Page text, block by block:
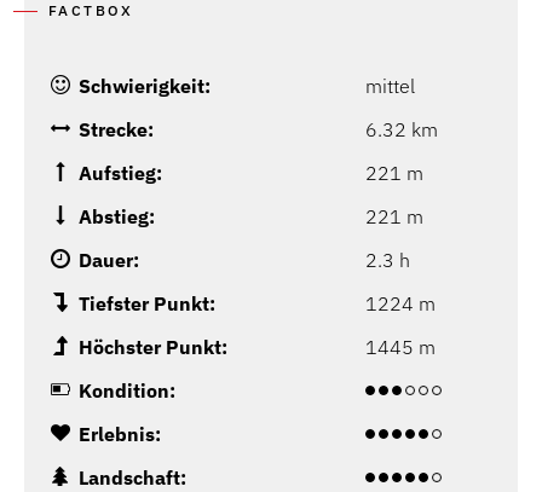
FACTBOX
Schwierigkeit:
mittel
Strecke:
6.32 km
Aufstieg:
221 m
Abstieg:
221 m
Dauer:
2.3 h
Tiefster Punkt:
1224 m
Höchster Punkt:
1445 m
Kondition:
Erlebnis:
Landschaft: